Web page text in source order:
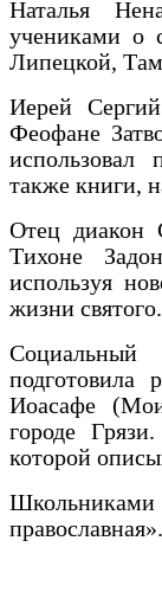
Наталья
учениками о
Липецкой,
Иерей
Феофане
использовал
также книги,
Отец диакон
Тихоне
используя
жизни святого.
подготовила
Иоасафе
городе
которой
православная».